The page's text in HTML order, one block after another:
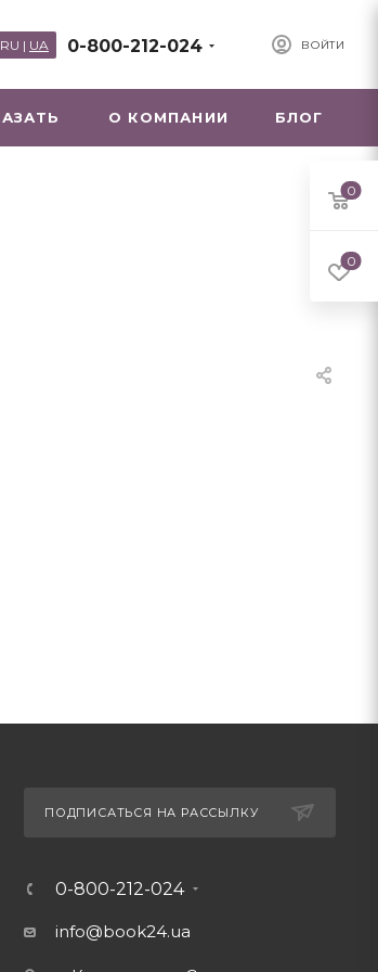
ВОЙТИ
0-800-212-024
RU | UA
О КОМПАНИИ БЛОГ
ПОДПИСАТЬСЯ НА РАССЫЛКУ
0-800-212-024
info@book24.ua
0
0